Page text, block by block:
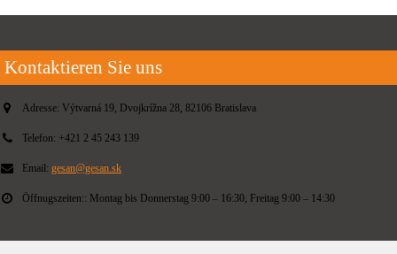
Kontaktieren Sie uns
Adresse: Výtvarná 19, Dvojkrížna 28, 82106 Bratislava
Telefon: +421 2 45 243 139
Email: gesan@gesan.sk
Öffnugszeiten:: Montag bis Donnerstag 9:00 – 16:30, Freitag 9:00 – 14:30